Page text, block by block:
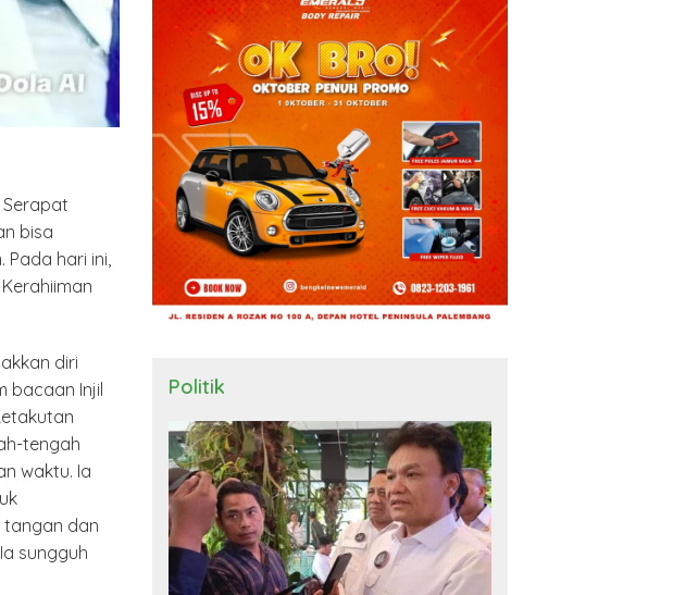
Serapat
bisa
hari ini,
diri
bacaan Injil
tengah
waktu. Ia
tangan dan
sungguh
Politik